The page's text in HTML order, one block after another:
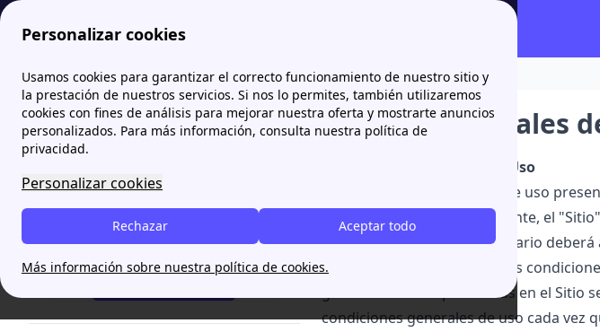
Personalizar cookies
Usamos cookies para garantizar el correcto funcionamiento de nuestro sitio y
la prestación de nuestros servicios. Si nos lo permites, también utilizaremos
cookies con fines de análisis para mejorar nuestra oferta y mostrarte anuncios
personalizados. Para más información, consulta nuestra política de
privacidad.
Personalizar cookies
Aceptar todo
Rechazar
Más información sobre nuestra política de cookies.
Papernest.es Menciones legales del sitio
¿Necesitas ayuda?
¡Te Llamamos!
Menciones legales
Condiciones Generales de Uso
Las condiciones generales de uso
www.papernest.es (en adelante, el
propuestos en el Sitio el Usuario
el derecho de modificar estas
generales de uso publicadas en el
condiciones generales de uso cada vez